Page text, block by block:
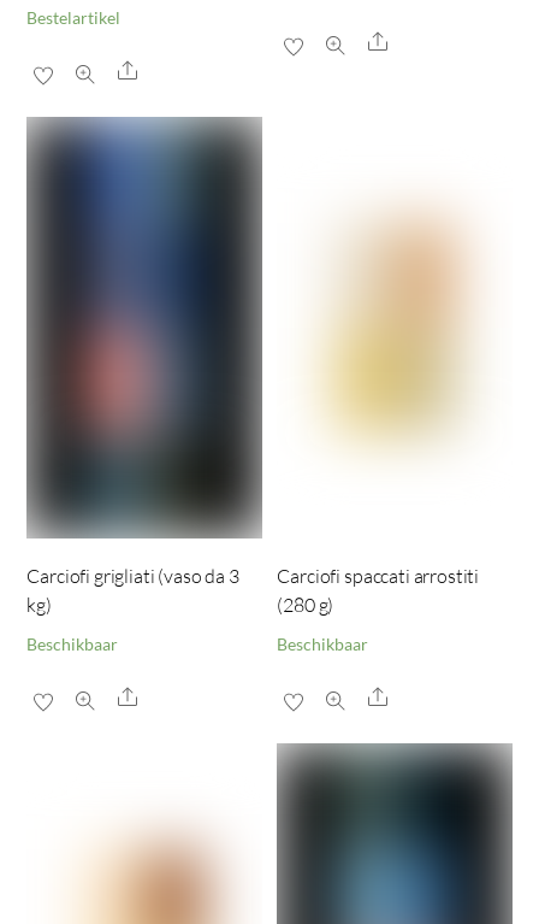
Bestelartikel
Share
Share
Carciofi grigliati (vaso da 3
kg)
Beschikbaar
Share
Carciofi spaccati arrostiti
(280 g)
Beschikbaar
Share